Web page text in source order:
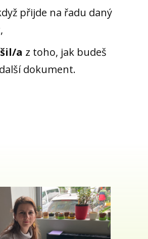
přijde na řadu daný
a z toho, jak budeš
dokument.